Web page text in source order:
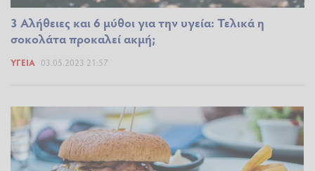
3 Αλήθειες και 6 μύθοι για την υγεία: Τελικά η
σοκολάτα προκαλεί ακμή;
ΥΓΕΊΑ 03.05.2023 21:57